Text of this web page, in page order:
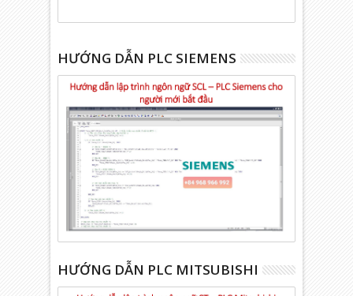
HƯỚNG DẪN PLC SIEMENS
HƯỚNG DẪN PLC MITSUBISHI